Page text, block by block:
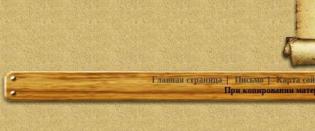
Главная страница|Письмо|Карта
При копировании